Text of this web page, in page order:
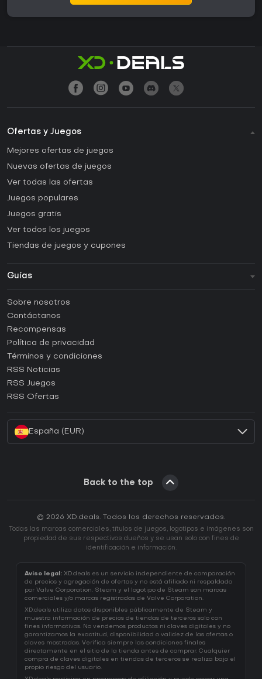
Ofertas y Juegos
Mejores ofertas de juegos
Nuevas ofertas de juegos
Ver todas las ofertas
Juegos populares
Juegos gratis
Ver todos los juegos
Tiendas de juegos y cupones
Guías
Guías y tutoriales
¿Cómo activar una CD Key de Steam?
¿Cómo activar una CD Key de Epic Games?
¿Cómo activar una CD Key de GOG?
¿Cómo activar una CD Key de Ubisoft Connect?
Sobre nosotros
Contáctanos
Recompensas
Política de privacidad
Términos y condiciones
RSS Noticias
RSS Juegos
RSS Ofertas
España (EUR)
Back to the top
© 2026 XD.deals. Todos los derechos reservados.
Todas las marcas comerciales, títulos de juegos, logotipos e imágenes son
propiedad de sus respectivos dueños y se usan solo con fines de
identificación e información.
Aviso legal: XD.deals es un servicio independiente de comparación
de precios y agregación de ofertas y no está afiliado ni respaldado
por Valve Corporation. Steam y el logotipo de Steam son marcas
comerciales y/o marcas registradas de Valve Corporation.
XD.deals utiliza datos disponibles públicamente de Steam y
muestra información de precios de tiendas de terceros solo con
fines informativos. No vendemos productos ni claves digitales y no
garantizamos la exactitud, disponibilidad o validez de las ofertas o
claves mostradas. Verifica siempre las condiciones finales
directamente en el sitio de la tienda antes de comprar. Cualquier
compra de claves digitales en tiendas de terceros se realiza bajo el
propio riesgo del usuario.